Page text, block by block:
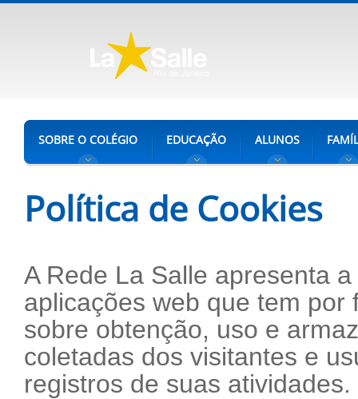
SOBRE O COLÉGIO EDUCAÇÃO ALUNOS
Política de Cookies
A Rede La Salle apresenta
aplicações web que tem
sobre obtenção, uso e
coletadas dos visitantes e
registros de suas atividades.